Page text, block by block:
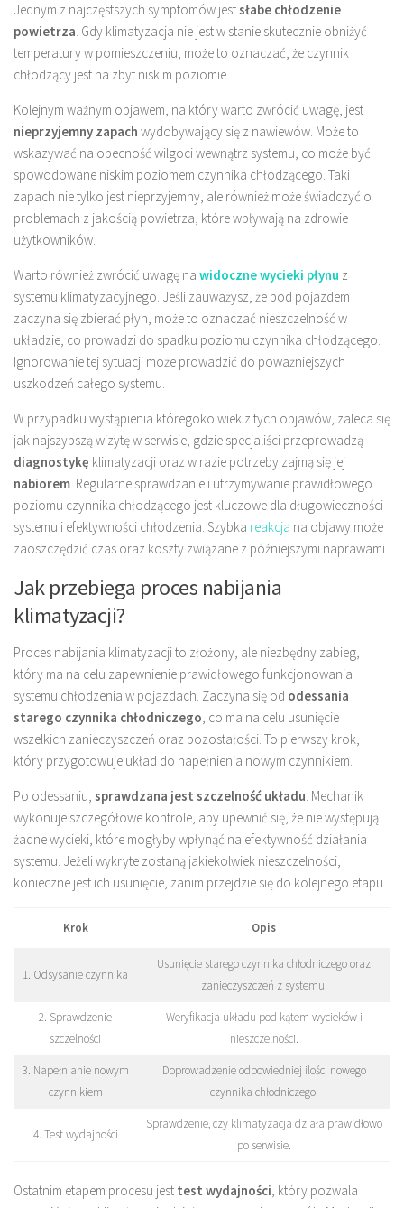
Jednym z najczęstszych symptomów jestsłabe chłodzenie
powietrza. Gdy klimatyzacja nie jest w stanie skutecznie obniżyć
temperatury w pomieszczeniu, może to oznaczać, że czynnik
chłodzący jest na zbyt niskim poziomie.
Kolejnym ważnym objawem, na który warto zwrócić uwagę, jest
nieprzyjemny zapach wydobywający się z nawiewów. Może to
wskazywać na obecność wilgoci wewnątrz systemu, co może być
spowodowane niskim poziomem czynnika chłodzącego. Taki
zapach nie tylko jest nieprzyjemny, ale również może świadczyć o
problemach z jakością powietrza, które wpływają na zdrowie
użytkowników.
Warto również zwrócić uwagę na widoczne wycieki płynu z
systemu klimatyzacyjnego. Jeśli zauważysz, że pod pojazdem
zaczyna się zbierać płyn, może to oznaczać nieszczelność w
układzie, co prowadzi do spadku poziomu czynnika chłodzącego.
Ignorowanie tej sytuacji może prowadzić do poważniejszych
uszkodzeń całego systemu.
W przypadku wystąpienia któregokolwiek z tych objawów, zaleca się
jak najszybszą wizytę w serwisie, gdzie specjaliści przeprowadzą
diagnostykę klimatyzacji oraz w razie potrzeby zajmą się jej
nabiorem. Regularne sprawdzanie i utrzymywanie prawidłowego
poziomu czynnika chłodzącego jest kluczowe dla długowieczności
systemu i efektywności chłodzenia. Szybka reakcja na objawy może
zaoszczędzić czas oraz koszty związane z późniejszymi naprawami.
Jak przebiega proces nabijania
klimatyzacji?
Proces nabijania klimatyzacji to złożony, ale niezbędny zabieg,
który ma na celu zapewnienie prawidłowego funkcjonowania
systemu chłodzenia w pojazdach. Zaczyna się od odessania
starego czynnika chłodniczego, co ma na celu usunięcie
wszelkich zanieczyszczeń oraz pozostałości. To pierwszy krok,
który przygotowuje układ do napełnienia nowym czynnikiem.
Po odessaniu, sprawdzana jest szczelność układu. Mechanik
wykonuje szczegółowe kontrole, aby upewnić się, że nie występują
żadne wycieki, które mogłyby wpłynąć na efektywność działania
systemu. Jeżeli wykryte zostaną jakiekolwiek nieszczelności,
konieczne jest ich usunięcie, zanim przejdzie się do kolejnego etapu.
Krok Opis
1. Odsysanie czynnika
Usunięcie starego czynnika chłodniczego oraz
zanieczyszczeń z systemu.
2. Sprawdzenie
szczelności
Weryfikacja układu pod kątem wycieków i
nieszczelności.
3. Napełnianie nowym
czynnikiem
Doprowadzenie odpowiedniej ilości nowego
czynnika chłodniczego.
4. Test wydajności
Sprawdzenie, czy klimatyzacja działa prawidłowo
po serwisie.
Ostatnim etapem procesu jest test wydajności, który pozwala